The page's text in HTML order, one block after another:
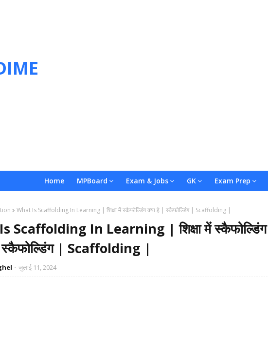
Home MPBoard Exam & Jobs GK Exam Prep
What Is Scaffolding In Learning | शिक्षा में स्कैफोल्डिंग क्या हे | स्कैफोल्डिंग | Scaffolding |
Scaffolding In Learning | शिक्षा में स्कैफोल्डिंग
स्कैफोल्डिंग | Scaffolding |
जुलाई 11, 2024